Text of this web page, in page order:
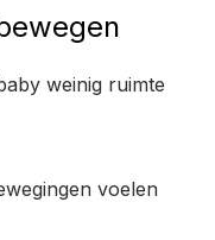
weinig ruimte
voelen